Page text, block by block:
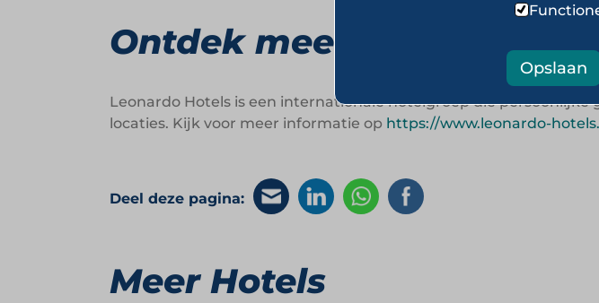
Ontdek meer over
Leonardo Hotels is een internationale hotelgroep die
locaties. Kijk voor meer informatie op https://www.leonardo-
Deel deze pagina:
Meer Hotels
Opslaan